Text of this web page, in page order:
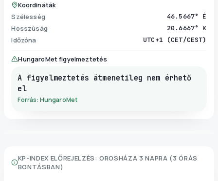
Koordináták
Szélesség
46.5667° É
Hosszúság 20.6667° K
Időzóna UTC+1 (CET/CEST)
HungaroMet figyelmeztetés
A figyelmeztetés átmenetileg nem érhető
el
Forrás: HungaroMet
KP-INDEX ELŐREJELZÉS: OROSHÁZA 3 NAPRA (3 ÓRÁS
BONTÁSBAN)